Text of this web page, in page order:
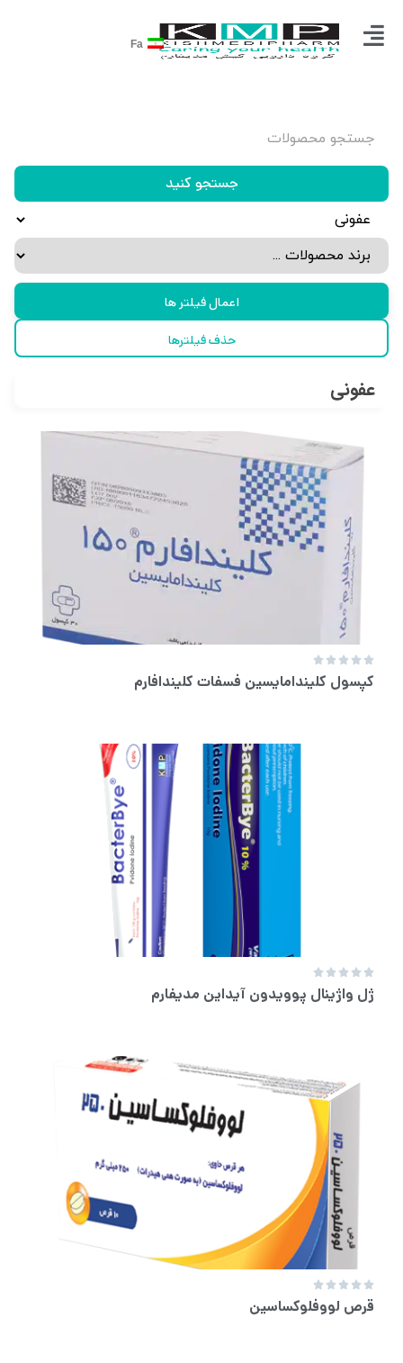
Fa
جستجو کنید
اعمال فیلتر ها
حذف فیلترها
عفونی





کپسول کلیندامایسین فسفات کلیندافارم





ژل واژینال پوویدون آیداین مدیفارم





قرص لووفلوکساسین